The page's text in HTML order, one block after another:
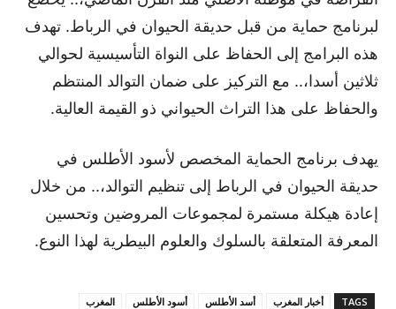
لبرنامج حماية من قبل حديقة الحيوان في الرباط. تهدف
هذه البرامج إلى الحفاظ على النواة التأسيسية لحوالي
ثلاثين أسدا،.. مع التركيز على ضمان التوالد المنتظم
والحفاظ على هذا التراث الحيواني ذو القيمة العالية.
يهدف برنامج الحماية المخصص لأسود الأطلس في
حديقة الحيوان في الرباط إلى تنظيم التوالد،.. من خلال
إعادة هيكلة مستمرة لمجموعات المروضين وتحسين
المعرفة المتعلقة بالسلوك والعلوم البيطرية لهذا النوع.
TAGS أخبار المغرب أسد الأطلس أسود الأطلس
المغرب